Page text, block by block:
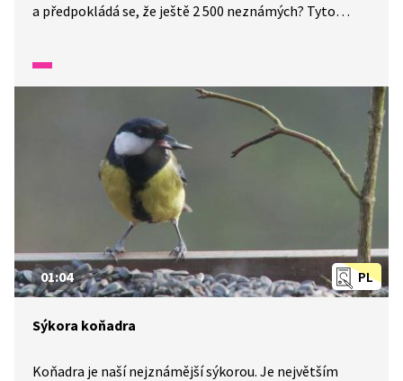
a předpokládá se, že ještě 2 500 neznámých? Tyto
PL
01:04
Sýkora koňadra
Koňadra je naší nejznámější sýkorou. Je největším